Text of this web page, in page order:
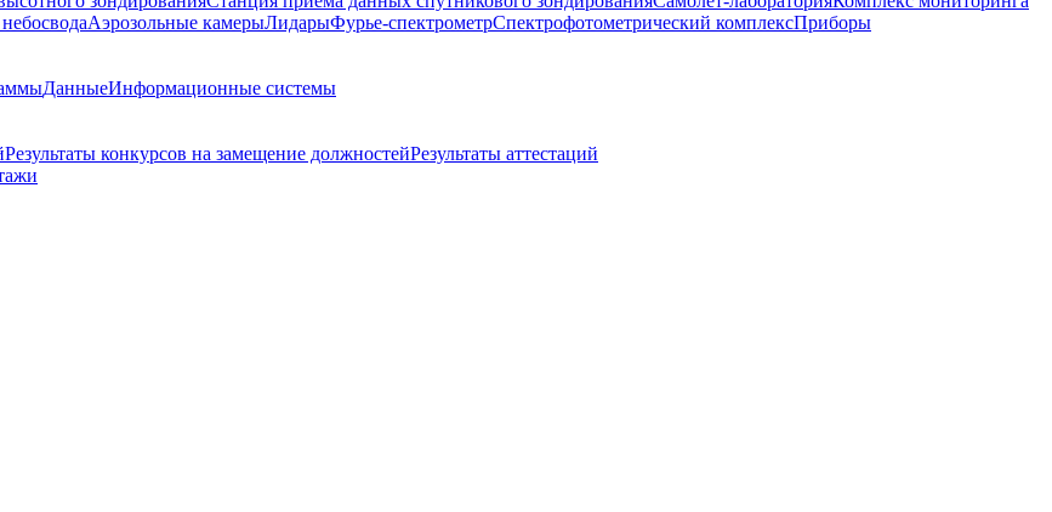
Аэрозольные камерыЛидарыФурье-спектрометрСпектрофотометрический комплексПриборы
ДанныеИнформационные системы
Результаты конкурсов на замещение должностейРезультаты аттестаций